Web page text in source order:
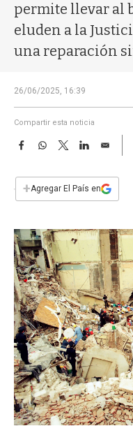
permite llevar al
eluden a la
una reparación
26/06/2025, 16:39
Compartir esta noticia
F
e
b
k
W
s
p
T
w
t
L
n
E
i
l
+Agregar El País en